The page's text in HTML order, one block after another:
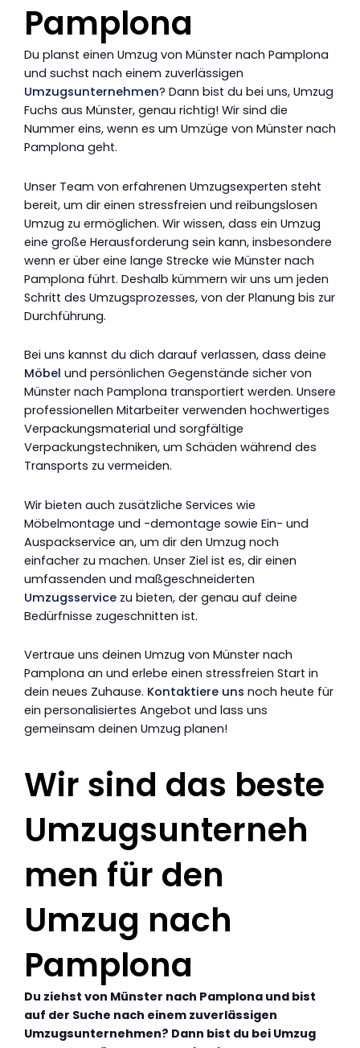
Pamplona
Du planst einen Umzug von Münster nach Pamplona
und suchst nach einem zuverlässigen
Umzugsunternehmen? Dann bist du bei uns, Umzug
Fuchs aus Münster, genau richtig! Wir sind die
Nummer eins, wenn es um Umzüge von Münster nach
Pamplona geht.
Unser Team von erfahrenen Umzugsexperten steht
bereit, um dir einen stressfreien und reibungslosen
Umzug zu ermöglichen. Wir wissen, dass ein Umzug
eine große Herausforderung sein kann, insbesondere
wenn er über eine lange Strecke wie Münster nach
Pamplona führt. Deshalb kümmern wir uns um jeden
Schritt des Umzugsprozesses, von der Planung bis zur
Durchführung.
Bei uns kannst du dich darauf verlassen, dass deine
Möbel und persönlichen Gegenstände sicher von
Münster nach Pamplona transportiert werden. Unsere
professionellen Mitarbeiter verwenden hochwertiges
Verpackungsmaterial und sorgfältige
Verpackungstechniken, um Schäden während des
Transports zu vermeiden.
Wir bieten auch zusätzliche Services wie
Möbelmontage und -demontage sowie Ein- und
Auspackservice an, um dir den Umzug noch
einfacher zu machen. Unser Ziel ist es, dir einen
umfassenden und maßgeschneiderten
Umzugsservice zu bieten, der genau auf deine
Bedürfnisse zugeschnitten ist.
Vertraue uns deinen Umzug von Münster nach
Pamplona an und erlebe einen stressfreien Start in
dein neues Zuhause. Kontaktiere uns noch heute für
ein personalisiertes Angebot und lass uns
gemeinsam deinen Umzug planen!
Wir sind das beste
Umzugsunterneh
men für den
Umzug nach
Pamplona
Du ziehst von Münster nach Pamplona und bist
auf der Suche nach einem zuverlässigen
Umzugsunternehmen? Dann bist du bei Umzug